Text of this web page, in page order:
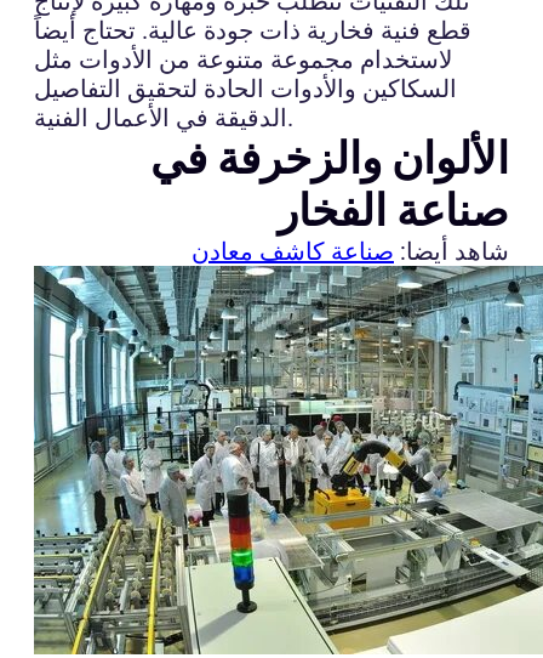
قطع فنية فخارية ذات جودة عالية. تحتاج أيضاً
لاستخدام مجموعة متنوعة من الأدوات مثل
السكاكين والأدوات الحادة لتحقيق التفاصيل
الدقيقة في الأعمال الفنية.
الألوان والزخرفة في
صناعة الفخار
شاهد أيضا: صناعة كاشف معادن